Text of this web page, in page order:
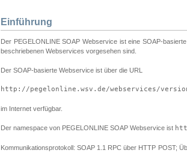
Einführung
Der PEGELONLINE SOAP Webservice ist eine SOAP-
beschriebenen Webservices vorgesehen sind.
Der SOAP-basierte Webservice ist über die URL
http://pegelonline.wsv.de/webservices/
im Internet verfügbar.
Der namespace von PEGELONLINE SOAP Webservice ist
Kommunikationsprotokoll: SOAP 1.1 RPC über HTTP POST;